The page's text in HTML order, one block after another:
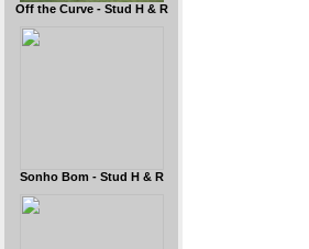
Off the Curve - Stud H & R
Sonho Bom - Stud H & R